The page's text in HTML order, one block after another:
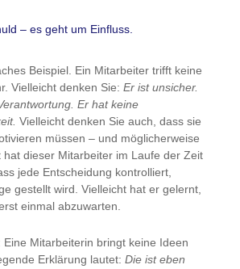
– es geht um Einfluss.
Beispiel. Ein Mitarbeiter trifft keine
Vielleicht denken Sie: Er ist unsicher.
Er hat keine
Vielleicht denken Sie auch, dass sie
müssen – und möglicherweise
hat dieser Mitarbeiter im Laufe der Zeit
jede Entscheidung kontrolliert,
gestellt wird. Vielleicht hat er gelernt,
einmal abzuwarten.
Eine Mitarbeiterin bringt keine Ideen
Erklärung lautet: Die ist eben